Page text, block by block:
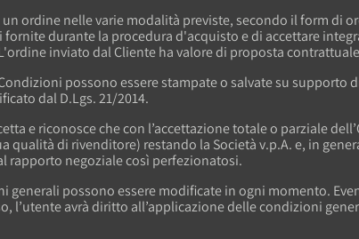
ordine nelle varie modalità previste, secondo il form di
fornite durante la procedura d'acquisto e di accettare
inviato dal Cliente ha valore di proposta
possono essere stampate o salvate su supporto
dal D.Lgs. 21/2014.
e riconosce che con l’accettazione totale o parziale
qualità di rivenditore) restando la Società v.p.A. e, in
rapporto negoziale così perfezionatosi.
generali possono essere modificate in ogni momento.
l’utente avrà diritto all’applicazione delle condizioni